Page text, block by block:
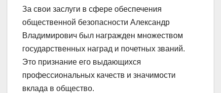
За свои заслуги в сфере обеспечения
общественной безопасности Александр
Владимирович был награжден множеством
государственных наград и почетных званий.
Это признание его выдающихся
профессиональных качеств и значимости
вклада в общество.